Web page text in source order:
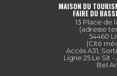
MAISON DU
FAIRE DU
13 Place de
(adresse
54460
(Cité
Accès A31,
Ligne 25 Le Sit
Bel